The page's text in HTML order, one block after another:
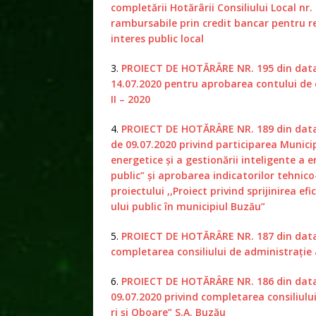
completării Hotărârii Consiliului Local
rambursabile prin credit bancar pentru
interes public local
3. PROIECT DE HOTĂRÂRE NR. 195 din
14.07.2020 pentru aprobarea contului
II – 2020
4. PROIECT DE HOTĂRÂRE NR. 189 din
de 09.07.2020 privind participarea
energetice și a gestionării inteligente a
public” și aprobarea indicatorilor
proiectului ,,Proiect privind sprijinirea
ului public în municipiul Buzău”
5. PROIECT DE HOTĂRÂRE NR. 187 din
completarea consiliului de administrație
6. PROIECT DE HOTĂRÂRE NR. 186 din
09.07.2020 privind completarea
ri şi Oboare” S.A. Buzău